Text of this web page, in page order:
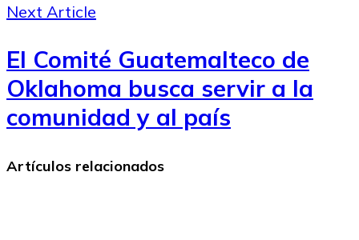
Next Article
El Comité Guatemalteco de
Oklahoma busca servir a la
comunidad y al país
Artículos relacionados